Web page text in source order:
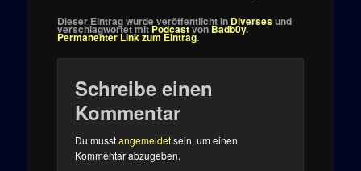
Dieser Eintrag wurde veröffentlicht in Diversesund
verschlagwortet mitPodcastvonBadb0y.
Permanenter Link zum Eintrag.
Schreibe einen
Kommentar
Du musstangemeldetsein, um einen
Kommentar abzugeben.